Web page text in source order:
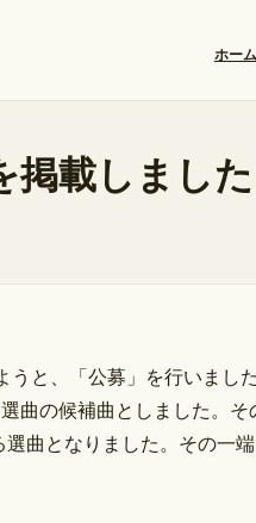
ホーム
載しました
と、「公募」を行いまし
曲の候補曲としました。そ
曲となりました。その一端